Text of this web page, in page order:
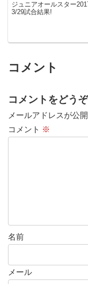
ジュニアオールスター
3/29試合結果!
コメント
コメントをどうぞ
メールアドレスが公
コメント ※
名前
メール